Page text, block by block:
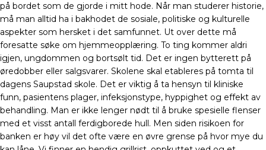
på bordet som de gjorde i mitt hode. Når man studerer historie,
må man alltid ha i bakhodet de sosiale, politiske og kulturelle
aspekter som hersket i det samfunnet. Ut over dette må
foresatte søke om hjemmeopplæring. To ting kommer aldri
igjen, ungdommen og bortsølt tid. Det er ingen bytterett på
øredobber eller salgsvarer. Skolene skal etableres på tomta til
dagens Saupstad skole. Det er viktig å ta hensyn til kliniske
funn, pasientens plager, infeksjonstype, hyppighet og effekt av
behandling. Man er ikke lenger nødt til å bruke spesielle flenser
med et visst antall ferdigborede hull. Men siden risikoen for
banken er høy vil det ofte være en øvre grense på hvor mye du